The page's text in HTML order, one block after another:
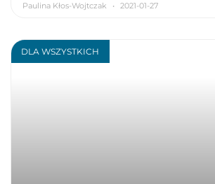
Paulina Kłos-Wojtczak 2021-01-27
DLA WSZYSTKICH